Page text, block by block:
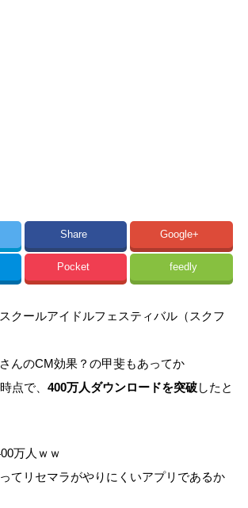
Share Google+
Pocket feedly
クールアイドルフェスティバル（スクフ
んのCM効果？の甲斐もあってか
点で、400万人ダウンロードを突破したと
万人ｗｗ
てリセマラがやりにくいアプリであるか